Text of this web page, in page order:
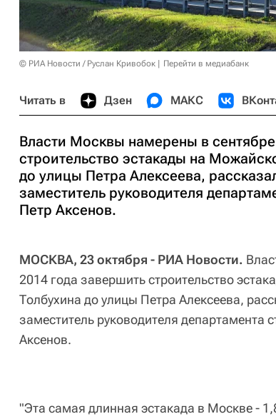
© РИА Новости / Руслан Кривобок Перейти в медиабанк
Читать в Дзен МАКС
Власти Москвы намерены в
строительство эстакады на
до улицы Петра Алексеева,
заместитель руководителя
Петр Аксенов.
МОСКВА, 23 октября - РИА Новости.
2014 года завершить строительство
Толбухина до улицы Петра Алексеева,
заместитель руководителя департамента
Аксенов.
"Эта самая длинная эстакада в Москве -